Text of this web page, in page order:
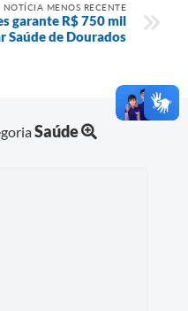
NOTÍCIA MENOS RECENTE
garante R$ 750 mil
Saúde de Dourados
Saúde